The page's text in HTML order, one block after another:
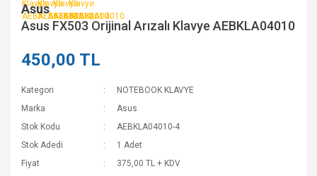
Asus
Asus FX503 Orijinal Arızalı Klavye AEBKLA04010
450,00 TL
Kategori
NOTEBOOK KLAVYE
Marka
Asus
Stok Kodu
AEBKLA04010-4
Stok Adedi
1 Adet
Fiyat
375,00 TL + KDV